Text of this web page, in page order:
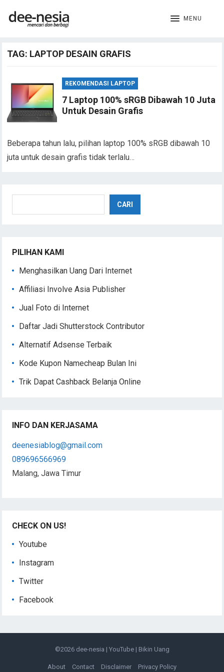
MENU
TAG: LAPTOP DESAIN GRAFIS
REKOMENDASI LAPTOP
7 Laptop 100% sRGB Dibawah 10 Juta
Untuk Desain Grafis
Beberapa tahun lalu, pilihan laptop 100% sRGB dibawah 10
juta untuk desain grafis tidak terlalu…
CARI
PILIHAN KAMI
Menghasilkan Uang Dari Internet
Affiliasi Involve Asia Publisher
Jual Foto di Internet
Daftar Jadi Shutterstock Contributor
Alternatif Adsense Terbaik
Kode Kupon Namecheap Bulan Ini
Trik Dapat Cashback Belanja Online
INFO DAN KERJASAMA
deenesiablog@gmail.com
089696566969
Malang, Jawa Timur
CHECK ON US!
Youtube
Instagram
Twitter
Facebook
©2026 dee-nesia | YouTube| Bikin Uang
About Contact Disclaimer Privacy Policy